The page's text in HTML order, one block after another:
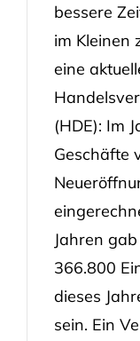
bessere
im Kleinen
eine
(HDE): Im
Geschäfte
Jahren
366.800
dieses
sein. Ein